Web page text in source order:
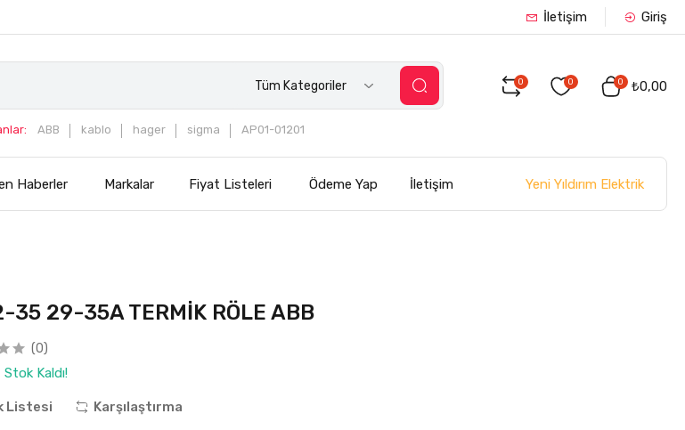
İletişim Giriş
Tüm Kategoriler
ABB kablo hager sigma AP01-01201
0 0 0 ₺0,00
Haberler Markalar Fiyat Listeleri Ödeme Yap İletişim Yeni Yıldırım Elektrik
35 29-35A TERMİK RÖLE ABB
(0)
Kaldı!
Listesi Karşılaştırma